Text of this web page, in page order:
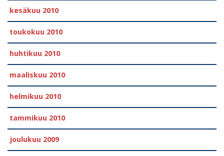
kesäkuu 2010
toukokuu 2010
huhtikuu 2010
maaliskuu 2010
helmikuu 2010
tammikuu 2010
joulukuu 2009